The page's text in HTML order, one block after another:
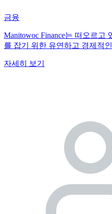
금융
Manitowoc Finance는 떠오르고
를 잡기 위한 유연하고 경제적
자세히 보기